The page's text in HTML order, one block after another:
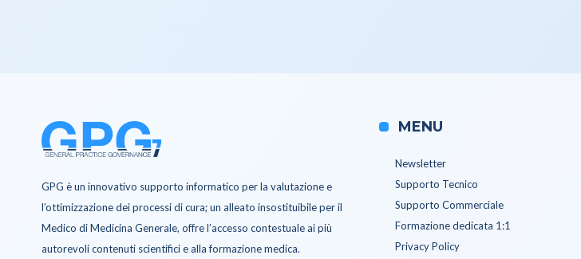
GPG è un innovativo supporto informatico per la valutazione e
l’ottimizzazione dei processi di cura; un alleato insostituibile per il
Medico di Medicina Generale, offre l’accesso contestuale ai più
autorevoli contenuti scientifici e alla formazione medica.
MENU
Newsletter
Supporto Tecnico
Supporto Commerciale
Formazione dedicata 1:1
Privacy Policy